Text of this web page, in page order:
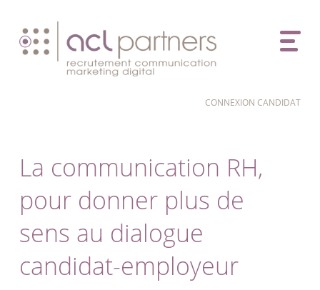
CONNEXION CANDIDAT
La communication RH,
pour donner plus de
sens au dialogue
candidat-employeur